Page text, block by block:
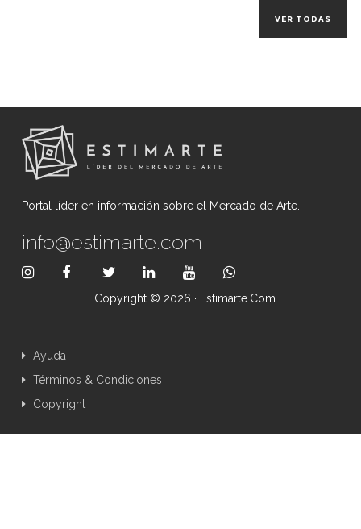
VER TODAS
Portal líder en información sobre el Mercado de Arte.
info@estimarte.com
Copyright © 2026 · Estimarte.com
Ayuda
Términos & Condiciones
Copyright